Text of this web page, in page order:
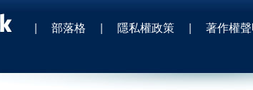
| 部落格 | 隱私權政策 | 著作權